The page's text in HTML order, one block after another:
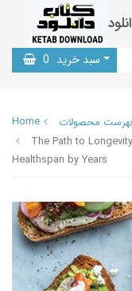
سبد خرید 0
Home
محصولات
The Path to
Healthspan by Years